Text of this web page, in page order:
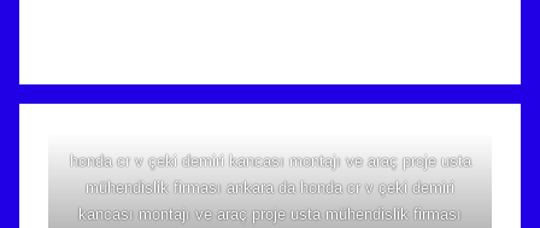
honda cr v çeki demiri kancası montajı ve araç proje usta
mühendislik firması ankara da honda cr v çeki demiri
kancası montajı ve araç proje usta mühendislik firması